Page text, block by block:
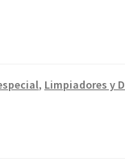
, Limpiadores y